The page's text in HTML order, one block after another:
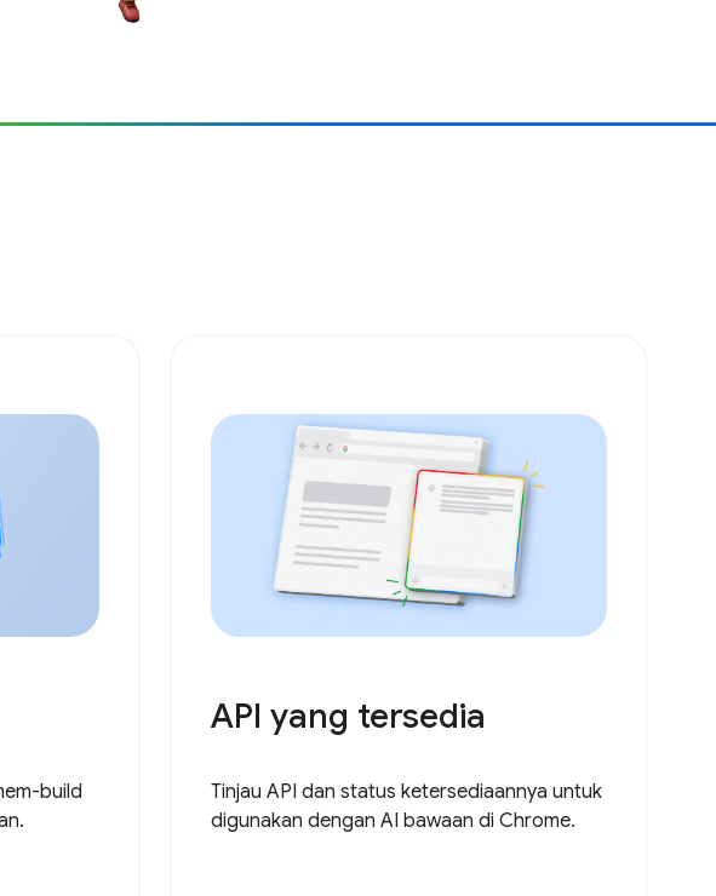
build
API yang tersedia
Tinjau API dan status ketersediaannya untuk
digunakan dengan AI bawaan di Chrome.